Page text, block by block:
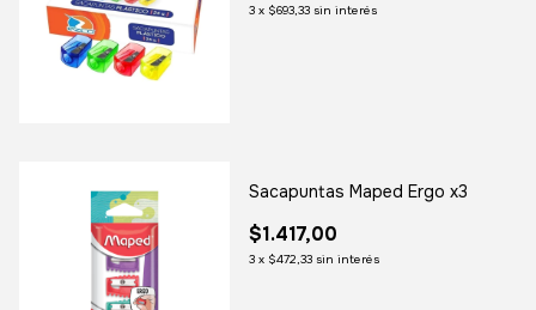
3 x $693,33 sin interés
Sacapuntas Maped Ergo x3
$1.417,00
3 x $472,33 sin interés